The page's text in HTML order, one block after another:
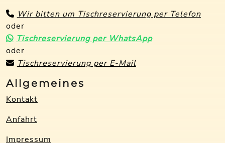
Wir bitten um Tischreservierung per Telefon
oder
Tischreservierung per WhatsApp
oder
Tischreservierung per E-Mail
Allgemeines
Kontakt
Anfahrt
Impressum